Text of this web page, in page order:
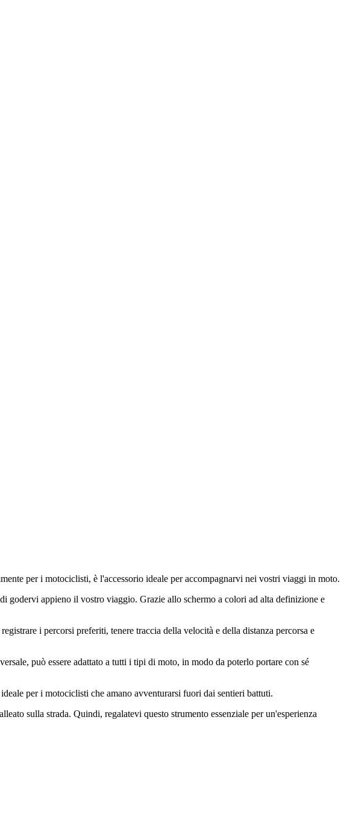
per i motociclisti, è l'accessorio ideale per accompagnarvi nei vostri viaggi in moto.
godervi appieno il vostro viaggio. Grazie allo schermo a colori ad alta definizione e
i percorsi preferiti, tenere traccia della velocità e della distanza percorsa e
può essere adattato a tutti i tipi di moto, in modo da poterlo portare con sé
per i motociclisti che amano avventurarsi fuori dai sentieri battuti.
sulla strada. Quindi, regalatevi questo strumento essenziale per un'esperienza